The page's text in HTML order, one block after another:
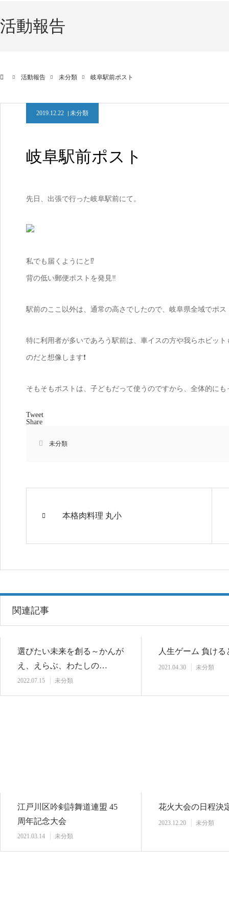
活動報告
活動報告 未分類 岐阜駅前ポスト
2019.12.22 未分類
岐阜駅前ポスト
先日、出張で行った岐阜駅前にて。
私でも届くようにと⁉️
背の低い郵便ポストを発見‼️
駅前のここ以外は、通常の高さでしたので、岐阜県全域でポ
特に利用者が多いであろう駅前は、車イスの方や我らホビッ
のだと想像します❗
そもそもポストは、子どもだって使うのですから、全体的に
Tweet
Share
未分類
本格肉料理 丸小
関連記事
選びたい未来を創る～かんが
え、えらぶ、わたしの…
2022.07.15 未分類
人生ゲーム 負ける
2021.04.30 未分類
江戸川区吟剣詩舞道連盟 45
周年記念大会
2021.03.14 未分類
花火大会の日程決
2023.12.20 未分類